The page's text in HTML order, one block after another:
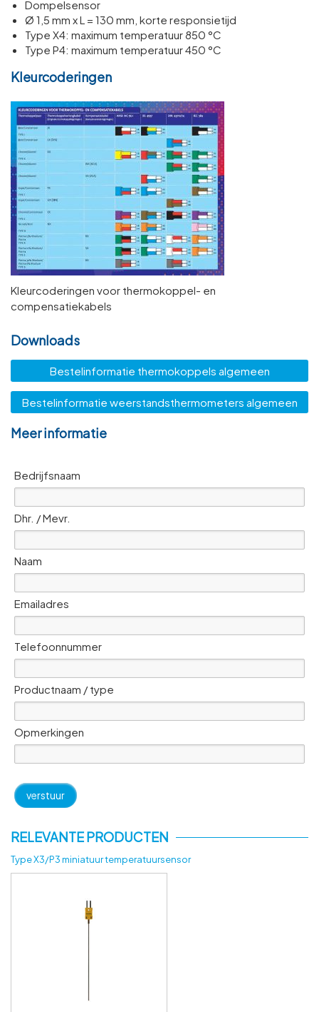
Dompelsensor
Ø 1,5 mm x L = 130 mm, korte responsietijd
Type X4: maximum temperatuur 850 °C
Type P4: maximum temperatuur 450 °C
Kleurcoderingen
Kleurcoderingen voor thermokoppel- en
compensatiekabels
Downloads
Bestelinformatie thermokoppels algemeen
Bestelinformatie weerstandsthermometers algemeen
Meer informatie
Bedrijfsnaam
Dhr. / Mevr.
Naam
Emailadres
Telefoonnummer
Productnaam / type
Opmerkingen
RELEVANTE PRODUCTEN
Type X3/P3 miniatuur temperatuursensor